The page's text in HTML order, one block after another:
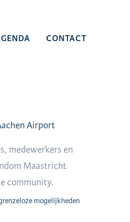
CONTACT
Airport
medewerkers en
Maastricht
community.
mogelijkheden